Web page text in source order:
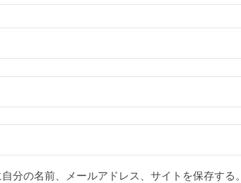
分の名前、メールアドレス、サイトを保存する。